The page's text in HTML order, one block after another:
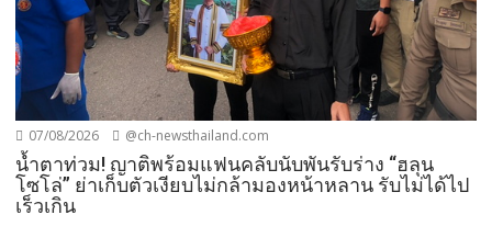
07/08/2026 @ch-newsthailand.com
น้ำตาท่วม! ญาติพร้อมแฟนคลับนับพันรับร่าง “ฮลุน
โซโล่” ย่าเก็บตัวเงียบไม่กล้ามองหน้าหลาน รับไม่ได้ไป
เร็วเกิน